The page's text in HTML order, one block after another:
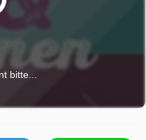
bitte...